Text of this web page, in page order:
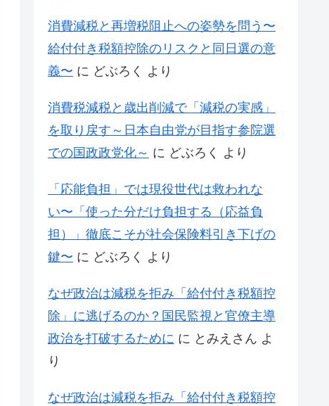
消費減税と再増税阻止への姿勢を問う〜
給付付き税額控除のリスクと同日選の意
義〜 に どぶろく より
消費税減税と歳出削減で「減税の実感」
を取り戻す～日本自由党が目指す参院選
での国政政党化～ に どぶろく より
「応能負担」では現役世代は救われな
い〜「使った分だけ負担する（応益負
担）」徹底こそが社会保険料引き下げの
鍵〜 に どぶろく より
なぜ政治は減税を拒み「給付付き税額控
除」に逃げるのか？国民監視と官僚主導
政治を打破するために に とみえさん よ
り
なぜ政治は減税を拒み「給付付き税額控